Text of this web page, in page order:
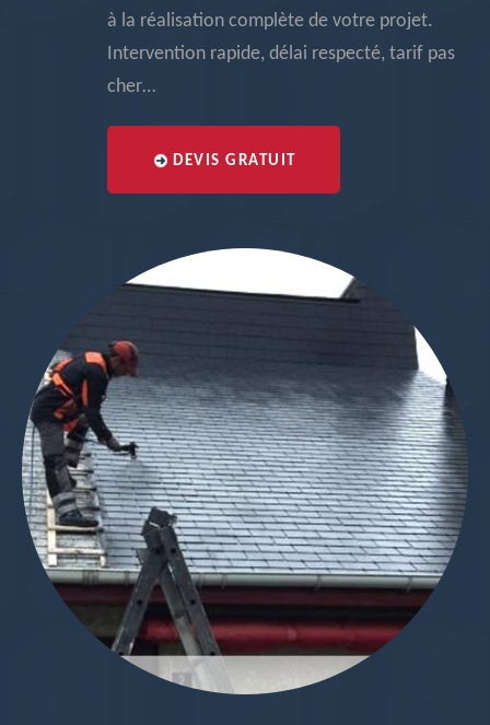
à la réalisation complète de votre projet.
Intervention rapide, délai respecté, tarif pas
cher…
DEVIS GRATUIT